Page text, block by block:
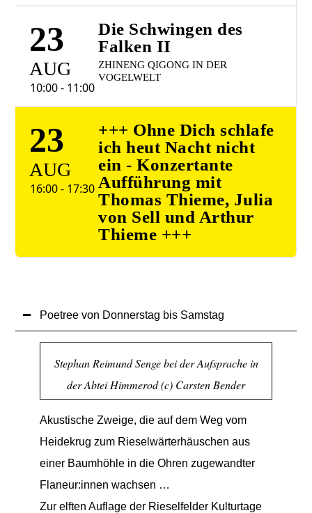
23
AUG
10:00 - 11:00
Die Schwingen des
Falken II
ZHINENG QIGONG IN DER
VOGELWELT
23
AUG
16:00 - 17:30
+++ Ohne Dich schlafe
ich heut Nacht nicht
ein - Konzertante
Aufführung mit
Thomas Thieme, Julia
von Sell und Arthur
Thieme +++
Poetree von Donnerstag bis Samstag
Stephan Reimund Senge bei der Aufsprache in
der Abtei Himmerod (c) Carsten Bender
Akustische Zweige, die auf dem Weg vom
Heide­krug zum Riesel­wärter­häuschen aus
einer Baum­höhle in die Ohren zuge­wandter
Flaneur:­innen wachsen …
Zur elften Auflage der Rieselfelder Kulturtage